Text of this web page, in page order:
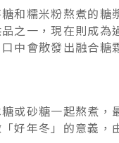
和糯米粉熬煮的糖
之一，現在則成為
中會散發出融合糖
或砂糖一起熬煮，
好年冬」的意義，